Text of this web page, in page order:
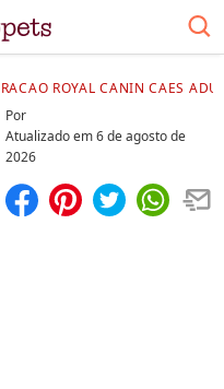
RACAO ROYAL CANIN CAES
Por
Atualizado em6 de agosto de
2026